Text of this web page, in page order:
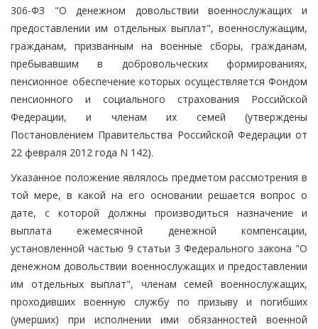
306-ФЗ "О денежном довольствии военнослужащих и
предоставлении им отдельных выплат", военнослужащим,
гражданам, призванным на военные сборы, гражданам,
пребывавшим в добровольческих формированиях,
пенсионное обеспечение которых осуществляется Фондом
пенсионного и социального страхования Российской
Федерации, и членам их семей (утверждены
Постановлением Правительства Российской Федерации от
22 февраля 2012 года N 142).
Указанное положение являлось предметом рассмотрения в
той мере, в какой на его основании решается вопрос о
дате, с которой должны производиться назначение и
выплата ежемесячной денежной компенсации,
установленной частью 9 статьи 3 Федерального закона "О
денежном довольствии военнослужащих и предоставлении
им отдельных выплат", членам семей военнослужащих,
проходивших военную службу по призыву и погибших
(умерших) при исполнении ими обязанностей военной